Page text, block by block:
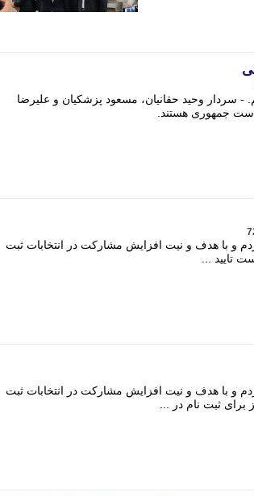
- سردار وحید حقانیان، مسعود پزشکیان و علیرضا
جمهوری هستند.
و با هدف و نیت افزایش مشارکت در انتخابات ثبت
تایید ...
و با هدف و نیت افزایش مشارکت در انتخابات ثبت
ثبت نام در ...